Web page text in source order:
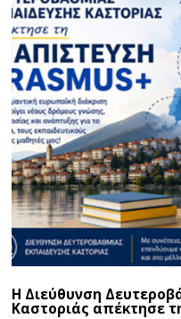
Η Διεύθυνση
Καστοριάς απέκτησε